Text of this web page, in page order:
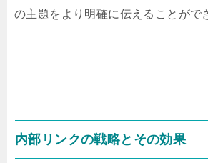
の主題をより明確に伝えることがで
内部リンクの戦略とその効果